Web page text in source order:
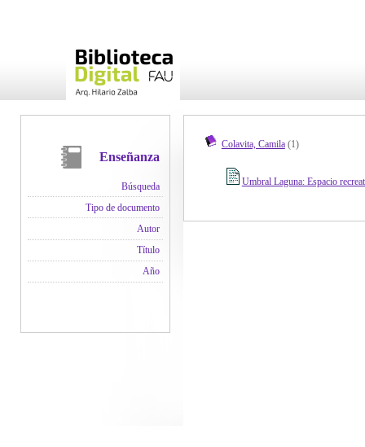
Enseñanza
Búsqueda
Tipo de documento
Autor
Título
Año
Colavita, Camila(1)
Umbral Laguna: Espacio